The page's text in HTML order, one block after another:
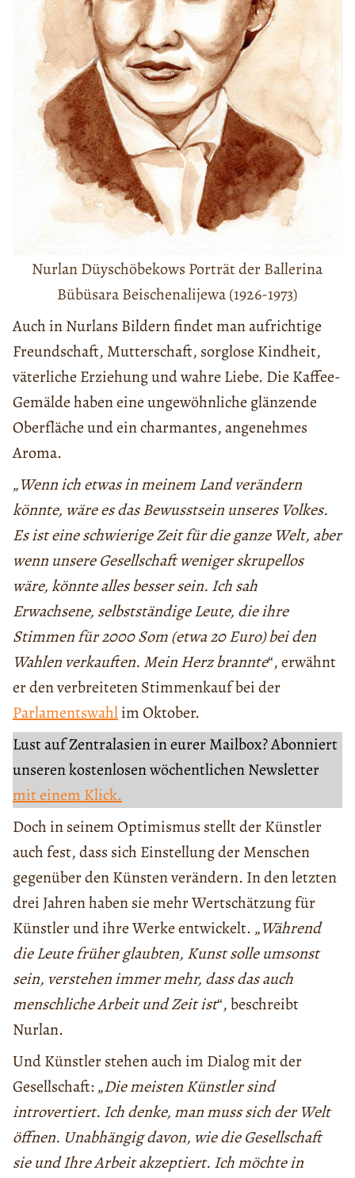
Nurlan Düyschöbekows Porträt der Ballerina
Bübüsara Beischenalijewa (1926-1973)
Auch in Nurlans Bildern findet man aufrichtige
Freundschaft, Mutterschaft, sorglose Kindheit,
väterliche Erziehung und wahre Liebe. Die Kaffee-
Gemälde haben eine ungewöhnliche glänzende
Oberfläche und ein charmantes, angenehmes
Aroma.
„Wenn ich etwas in meinem Land verändern
könnte, wäre es das Bewusstsein unseres Volkes.
Es ist eine schwierige Zeit für die ganze Welt, aber
wenn unsere Gesellschaft weniger skrupellos
wäre, könnte alles besser sein. Ich sah
Erwachsene, selbstständige Leute, die ihre
Stimmen für 2000 Som (etwa 20 Euro) bei den
Wahlen verkauften. Mein Herz brannte“, erwähnt
er den verbreiteten Stimmenkauf bei der
Parlamentswahlim Oktober.
Lust auf Zentralasien in eurer Mailbox? Abonniert
unseren kostenlosen wöchentlichen Newsletter
mit einem Klick.
Doch in seinem Optimismus stellt der Künstler
auch fest, dass sich Einstellung der Menschen
gegenüber den Künsten verändern. In den letzten
drei Jahren haben sie mehr Wertschätzung für
Künstler und ihre Werke entwickelt. „Während
die Leute früher glaubten, Kunst solle umsonst
sein, verstehen immer mehr, dass das auch
menschliche Arbeit und Zeit ist“, beschreibt
Nurlan.
Und Künstler stehen auch im Dialog mit der
Gesellschaft: „Die meisten Künstler sind
introvertiert. Ich denke, man muss sich der Welt
öffnen. Unabhängig davon, wie die Gesellschaft
sie und Ihre Arbeit akzeptiert. Ich möchte in